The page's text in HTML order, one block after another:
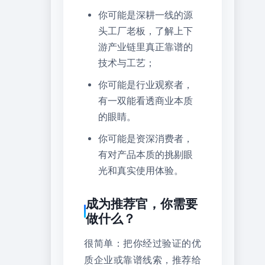
你可能是深耕一线的源
头工厂老板，了解上下
游产业链里真正靠谱的
技术与工艺；
你可能是行业观察者，
有一双能看透商业本质
的眼睛。
你可能是资深消费者，
有对产品本质的挑剔眼
光和真实使用体验。
成为推荐官，你需要
做什么？
很简单：把你经过验证的优
质企业或靠谱线索，推荐给